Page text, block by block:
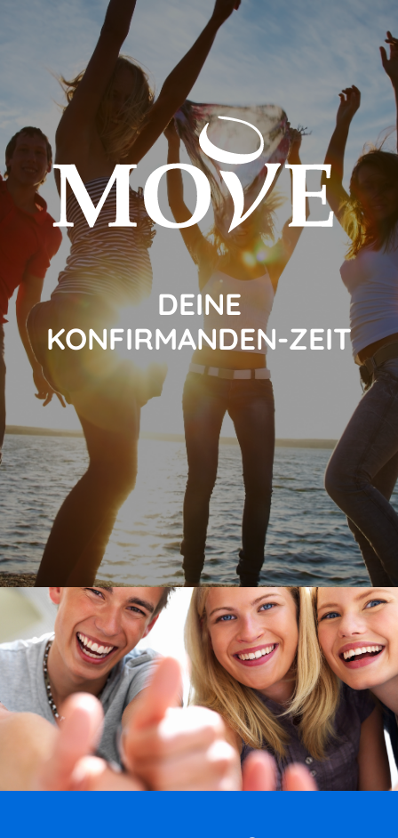
DEINE
KONFIRMANDEN-ZEIT